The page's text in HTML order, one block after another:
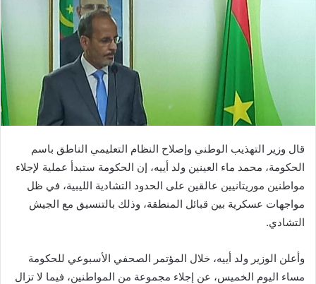
قال وزير التهذيب الوطني وإصلاح النظام التعليمي الناطق باسم
الحكومة، محمد ماء العينين ولد أييه، إن الحكومة ستبدأ عملية لإجلاء
مواطنين موريتانيين عالقين على الحدود التشادية الليبية، في ظل
مواجهات عسكرية بين قبائل المنطقة، وذلك بالتنسيق مع الجيش
التشادي.
وأعلن الوزير ولد أييه، خلال المؤتمر الصحفي الأسبوعي للحكومة
مساء اليوم الخميس، عن إجلاء مجموعة من المواطنين، فيما لا تزال